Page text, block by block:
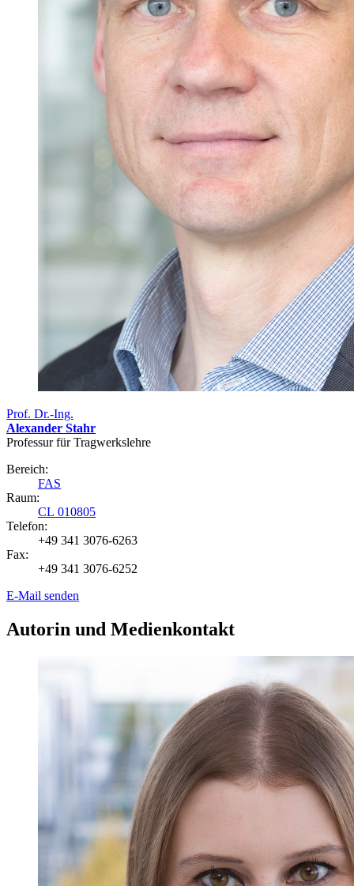
Prof. Dr.-Ing.
Alexander Stahr
Professur für Tragwerkslehre
Bereich:
FAS
Raum:
CL 010805
Telefon:
+49 341 3076-6263
Fax:
+49 341 3076-6252
E-Mail senden
Autorin und Medienkontakt